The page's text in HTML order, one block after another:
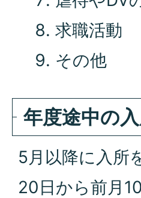
求職活動
その他
年度途中の
5月以降に入所
20日から前月